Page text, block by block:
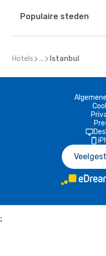
Populaire steden
Hotels ... Istanbul
;